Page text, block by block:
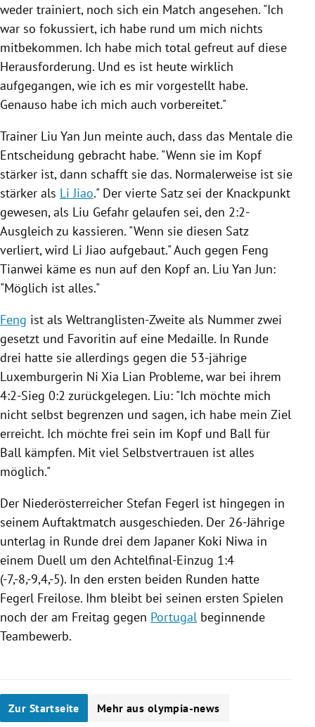
weder trainiert, noch sich ein Match angesehen. "Ich
war so fokussiert, ich habe rund um mich nichts
mitbekommen. Ich habe mich total gefreut auf diese
Herausforderung. Und es ist heute wirklich
aufgegangen, wie ich es mir vorgestellt habe.
Genauso habe ich mich auch vorbereitet."
Trainer Liu Yan Jun meinte auch, dass das Mentale die
Entscheidung gebracht habe. "Wenn sie im Kopf
stärker ist, dann schafft sie das. Normalerweise ist sie
stärker als Li Jiao." Der vierte Satz sei der Knackpunkt
gewesen, als Liu Gefahr gelaufen sei, den 2:2-
Ausgleich zu kassieren. "Wenn sie diesen Satz
verliert, wird Li Jiao aufgebaut." Auch gegen Feng
Tianwei käme es nun auf den Kopf an. Liu Yan Jun:
"Möglich ist alles."
Feng ist als Weltranglisten-Zweite als Nummer zwei
gesetzt und Favoritin auf eine Medaille. In Runde
drei hatte sie allerdings gegen die 53-jährige
Luxemburgerin Ni Xia Lian Probleme, war bei ihrem
4:2-Sieg 0:2 zurückgelegen. Liu: "Ich möchte mich
nicht selbst begrenzen und sagen, ich habe mein Ziel
erreicht. Ich möchte frei sein im Kopf und Ball für
Ball kämpfen. Mit viel Selbstvertrauen ist alles
möglich."
Der Niederösterreicher Stefan Fegerl ist hingegen in
seinem Auftaktmatch ausgeschieden. Der 26-Jährige
unterlag in Runde drei dem Japaner Koki Niwa in
einem Duell um den Achtelfinal-Einzug 1:4
(-7,-8,-9,4,-5). In den ersten beiden Runden hatte
Fegerl Freilose. Ihm bleibt bei seinen ersten Spielen
noch der am Freitag gegen Portugal beginnende
Teambewerb.
Zur Startseite Mehr aus olympia-news